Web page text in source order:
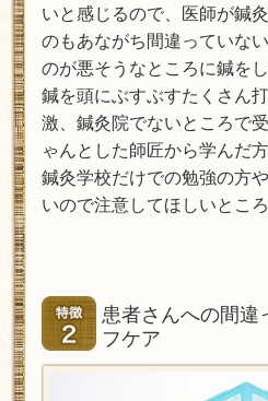
いと感じるので、医師が鍼
のもあながち間違っていな
のが悪そうなところに鍼を
鍼を頭にぶすぶすたくさん
激、鍼灸院でないところで
ゃんとした師匠から学んだ
鍼灸学校だけでの勉強の方
いので注意してほしいところ
患者さんへの間違
フケア